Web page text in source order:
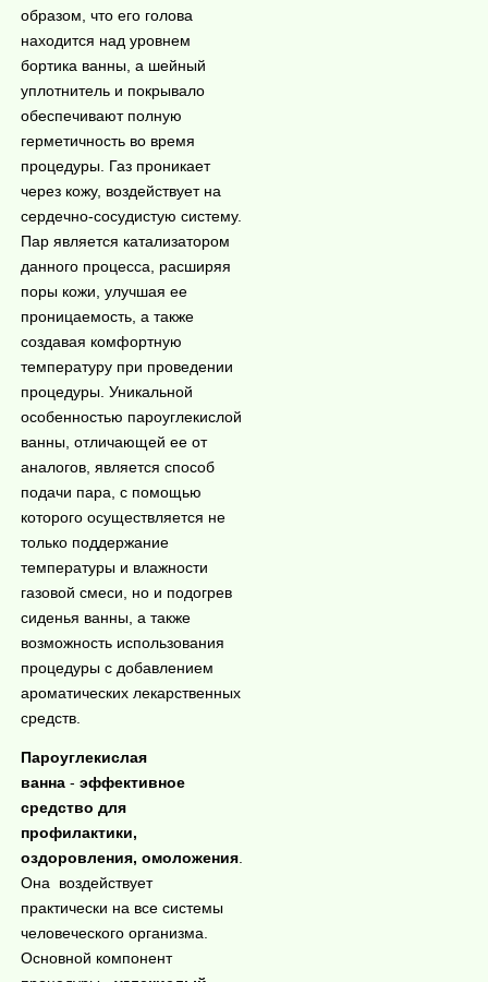
образом, что его голова
находится над уровнем
бортика ванны, а шейный
уплотнитель и покрывало
обеспечивают полную
герметичность во время
процедуры. Газ проникает
через кожу, воздействует на
сердечно-сосудистую систему.
Пар является катализатором
данного процесса, расширяя
поры кожи, улучшая ее
проницаемость, а также
создавая комфортную
температуру при проведении
процедуры. Уникальной
особенностью пароуглекислой
ванны, отличающей ее от
аналогов, является способ
подачи пара, с помощью
которого осуществляется не
только поддержание
температуры и влажности
газовой смеси, но и подогрев
сиденья ванны, а также
возможность использования
процедуры с добавлением
ароматических лекарственных
средств.
Пароуглекислая
ванна-эффективное
средство для
профилактики,
оздоровления, омоложения
Она воздействует
практически на все системы
человеческого организма.
Основной компонент